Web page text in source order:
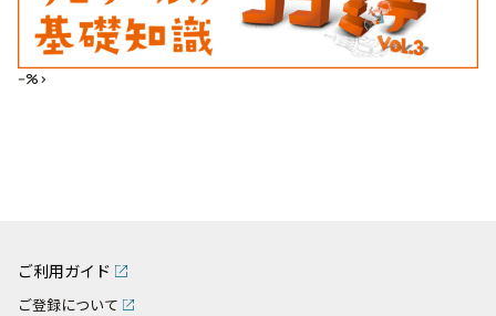
--%>
ご利用ガイド
ご登録について